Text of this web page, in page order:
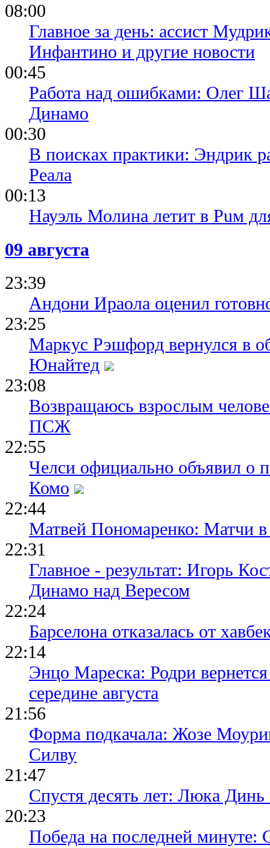
08:00
Главное за день: ассист
Инфантино и другие новости
00:45
Работа над ошибками: Олег
Динамо
00:30
В поисках практики: Эндрик
Реала
00:13
Науэль Молина летит в Puм
09 августа
23:39
Андони Ираола оценил
23:25
Маркус Рэшфорд вернулся в
Юнайтед
23:08
Возвращаюсь взрослым
ПСЖ
22:55
Челси официально объявил о
Комо
22:44
Матвей Пономаренко: Матчи в
22:31
Главное - результат: Игорь
Динамо над Вересом
22:24
Барселона отказалась от
22:14
Энцо Мареска: Родри
середине августа
21:56
Форма подкачала: Жозе
Силву
21:47
Спустя десять лет: Люка
20:23
Победа на последней минуте: